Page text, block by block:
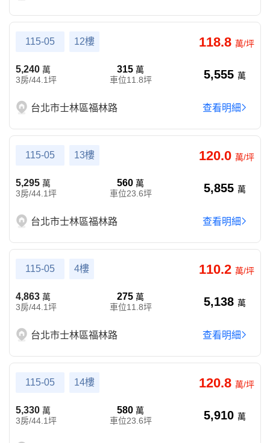
115-05 12樓 118.8 萬/坪
5,240 萬
3房/44.1坪
315萬
車位11.8坪
5,555 萬
台北市士林區福林路 查看明細
115-05 13樓 120.0 萬/坪
5,295 萬
3房/44.1坪
560萬
車位23.6坪
5,855 萬
台北市士林區福林路 查看明細
115-05 4樓 110.2 萬/坪
4,863 萬
3房/44.1坪
275萬
車位11.8坪
5,138 萬
台北市士林區福林路 查看明細
115-05 14樓 120.8 萬/坪
5,330 萬
3房/44.1坪
580萬
車位23.6坪
5,910 萬